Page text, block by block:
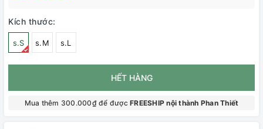
Kích thước:
s.S s.M s.L
HẾT HÀNG
Mua thêm 300.000₫ để đượcFREESHIP nội thành Phan Thiết